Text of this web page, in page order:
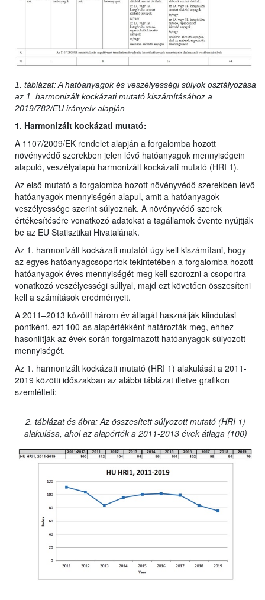
1. táblázat: A hatóanyagok és veszélyességi súlyok osztályozása
az 1. harmonizált kockázati mutató kiszámításához a
2019/782/EU irányelv alapján
1. Harmonizált kockázati mutató:
A 1107/2009/EK rendelet alapján a forgalomba hozott
növényvédő szerekben jelen lévő hatóanyagok mennyiségein
alapuló, veszélyalapú harmonizált kockázati mutató (HRI 1).
Az első mutató a forgalomba hozott növényvédő szerekben lévő
hatóanyagok mennyiségén alapul, amit a hatóanyagok
veszélyessége szerint súlyoznak. A növényvédő szerek
értékesítésére vonatkozó adatokat a tagállamok évente nyújtják
be az EU Statisztikai Hivatalának.
Az 1. harmonizált kockázati mutatót úgy kell kiszámítani, hogy
az egyes hatóanyagcsoportok tekintetében a forgalomba hozott
hatóanyagok éves mennyiségét meg kell szorozni a csoportra
vonatkozó veszélyességi súllyal, majd ezt követően összesíteni
kell a számítások eredményeit.
A 2011–2013 közötti három év átlagát használják kiindulási
pontként, ezt 100-as alapértékként határozták meg, ehhez
hasonlítják az évek során forgalmazott hatóanyagok súlyozott
mennyiségét.
Az 1. harmonizált kockázati mutató (HRI 1) alakulását a 2011-
2019 közötti időszakban az alábbi táblázat illetve grafikon
szemlélteti:
2. táblázat és ábra: Az összesített súlyozott mutató (HRI 1)
alakulása, ahol az alapérték a 2011-2013 évek átlaga (100)